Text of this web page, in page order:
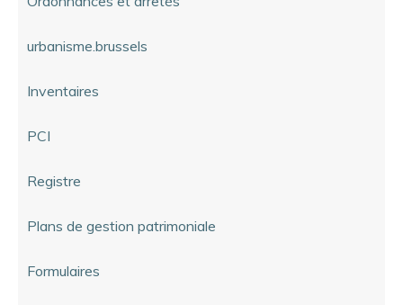
urbanisme.brussels
Inventaires
PCI
Registre
Plans de gestion patrimoniale
Formulaires